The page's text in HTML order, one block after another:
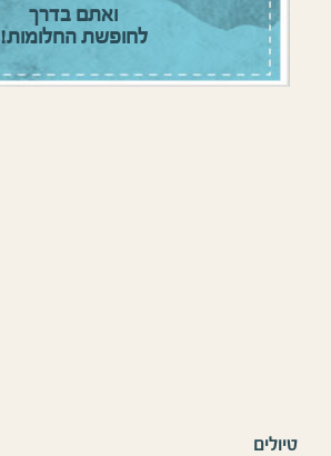
ואתם בדרך
לחופשת החלומות!
טיולים